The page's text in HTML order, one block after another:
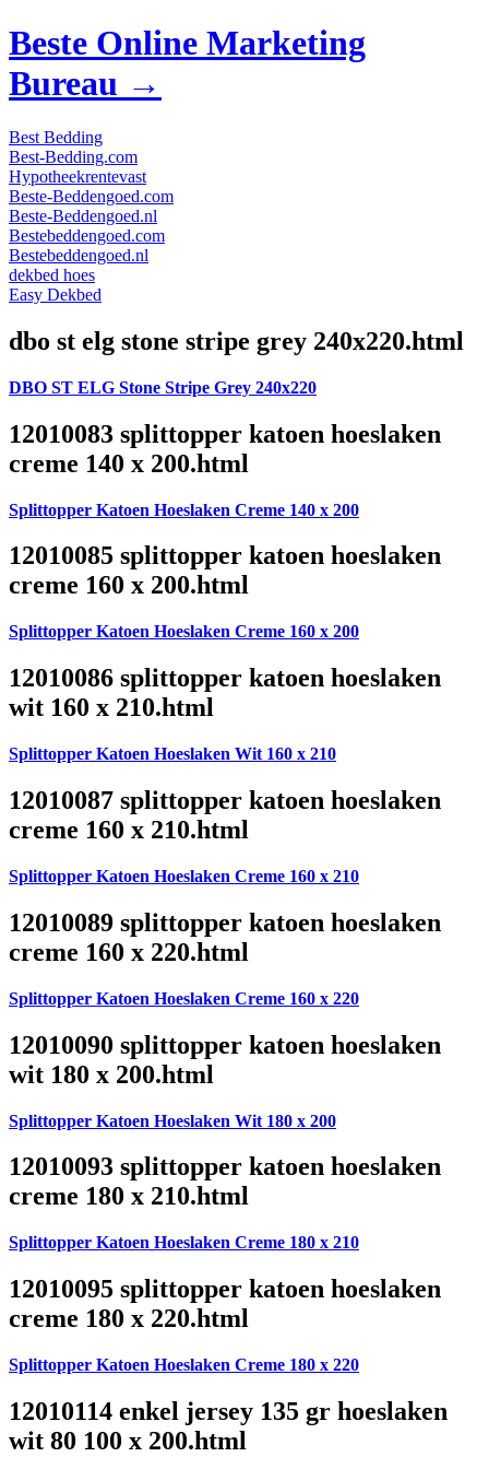
Beste Online Marketing
Bureau →
Best Bedding
Best-Bedding.com
Hypotheekrentevast
Beste-Beddengoed.com
Beste-Beddengoed.nl
Bestebeddengoed.com
Bestebeddengoed.nl
dekbed hoes
Easy Dekbed
dbo st elg stone stripe grey 240x220.html
DBO ST ELG Stone Stripe Grey 240x220
12010083 splittopper katoen hoeslaken
creme 140 x 200.html
Splittopper Katoen Hoeslaken Creme 140 x 200
12010085 splittopper katoen hoeslaken
creme 160 x 200.html
Splittopper Katoen Hoeslaken Creme 160 x 200
12010086 splittopper katoen hoeslaken
wit 160 x 210.html
Splittopper Katoen Hoeslaken Wit 160 x 210
12010087 splittopper katoen hoeslaken
creme 160 x 210.html
Splittopper Katoen Hoeslaken Creme 160 x 210
12010089 splittopper katoen hoeslaken
creme 160 x 220.html
Splittopper Katoen Hoeslaken Creme 160 x 220
12010090 splittopper katoen hoeslaken
wit 180 x 200.html
Splittopper Katoen Hoeslaken Wit 180 x 200
12010093 splittopper katoen hoeslaken
creme 180 x 210.html
Splittopper Katoen Hoeslaken Creme 180 x 210
12010095 splittopper katoen hoeslaken
creme 180 x 220.html
Splittopper Katoen Hoeslaken Creme 180 x 220
12010114 enkel jersey 135 gr hoeslaken
wit 80 100 x 200.html